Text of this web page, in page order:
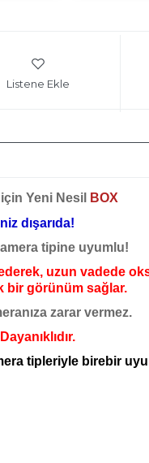
Listene Ekle
Yeni Nesil
BOX
dışarıda!
tipine uyumlu!
uzun vadede
bir görünüm sağlar.
zarar vermez.
tipleriyle birebir